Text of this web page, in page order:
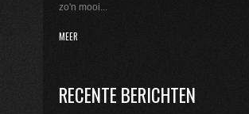
zo'n mooi...
MEER
RECENTE BERICHTEN